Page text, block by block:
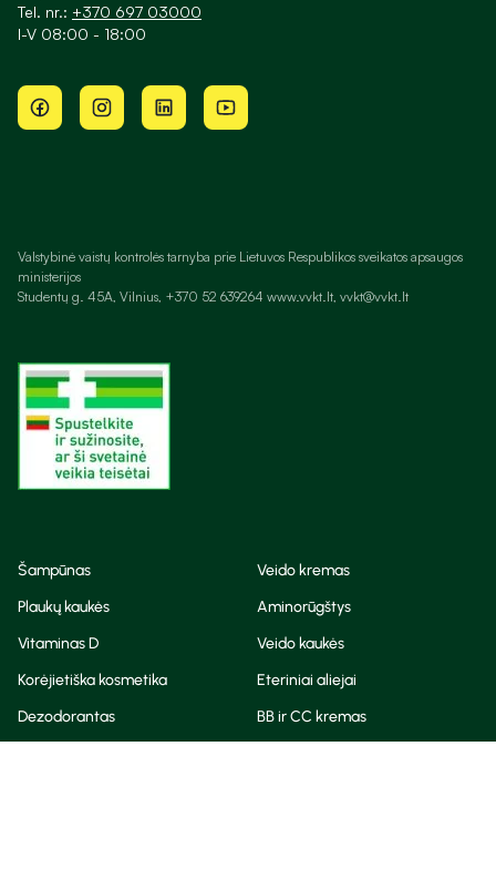
Tel. nr.: +370 697 03000
I-V 08:00 - 18:00
Valstybinė vaistų kontrolės tarnyba prie Lietuvos Respublikos sveikatos apsaugos
ministerijos
Studentų g. 45A, Vilnius, +370 52 639264 www.vvkt.lt, vvkt@vvkt.lt
Šampūnas
Veido kremas
Plaukų kaukės
Aminorūgštys
Vitaminas D
Veido kaukės
Korėjietiška kosmetika
Eteriniai aliejai
Dezodorantas
BB ir CC kremas